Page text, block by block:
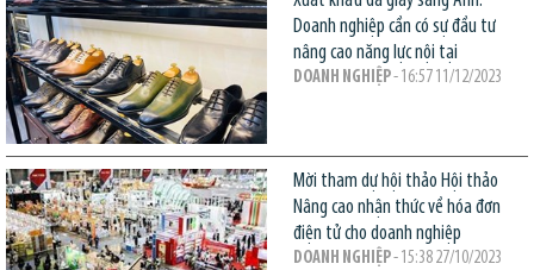
Doanh nghiệp cần có sự đầu tư
nâng cao năng lực nội tại
DOANH NGHIỆP- 16:57 11/12/2023
Mời tham dự hội thảo Hội thảo
Nâng cao nhận thức về hóa đơn
điện tử cho doanh nghiệp
DOANH NGHIỆP- 15:38 27/10/2023